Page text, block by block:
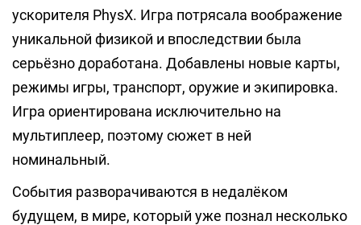
ускорителя PhysX. Игра потрясала воображение
уникальной физикой и впоследствии была
серьёзно доработана. Добавлены новые карты,
режимы игры, транспорт, оружие и экипировка.
Игра ориентирована исключительно на
мультиплеер, поэтому сюжет в ней
номинальный.
События разворачиваются в недалёком
будущем, в мире, который уже познал несколько